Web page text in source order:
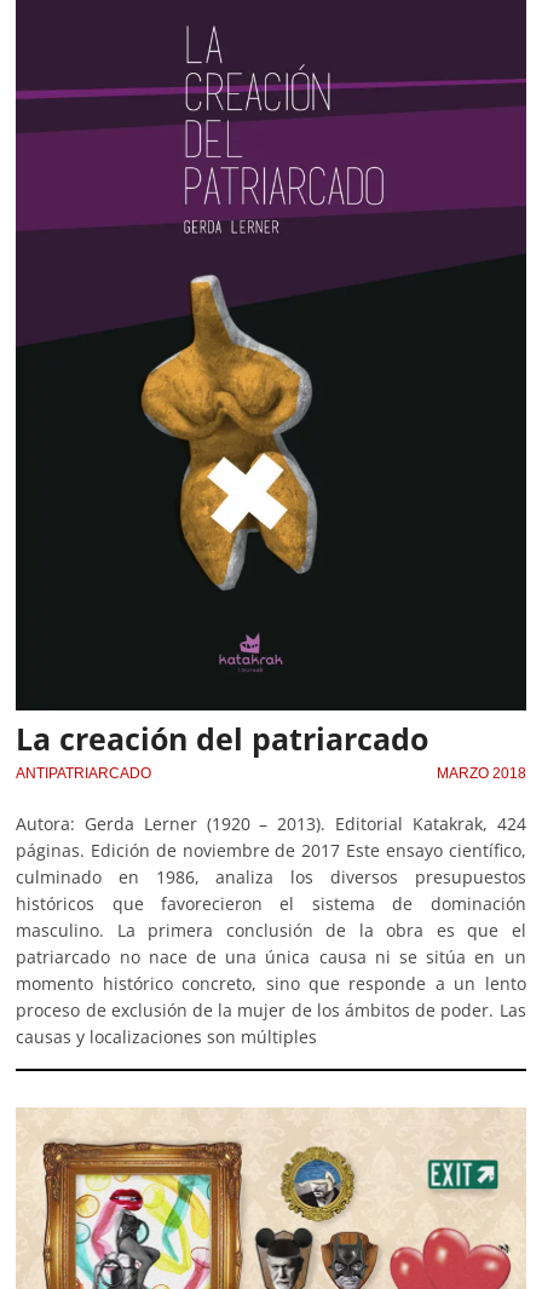
La creación del patriarcado
ANTIPATRIARCADO MARZO 2018
Autora: Gerda Lerner (1920 – 2013). Editorial Katakrak, 424
páginas. Edición de noviembre de 2017 Este ensayo científico,
culminado en 1986, analiza los diversos presupuestos
históricos que favorecieron el sistema de dominación
masculino. La primera conclusión de la obra es que el
patriarcado no nace de una única causa ni se sitúa en un
momento histórico concreto, sino que responde a un lento
proceso de exclusión de la mujer de los ámbitos de poder. Las
causas y localizaciones son múltiples